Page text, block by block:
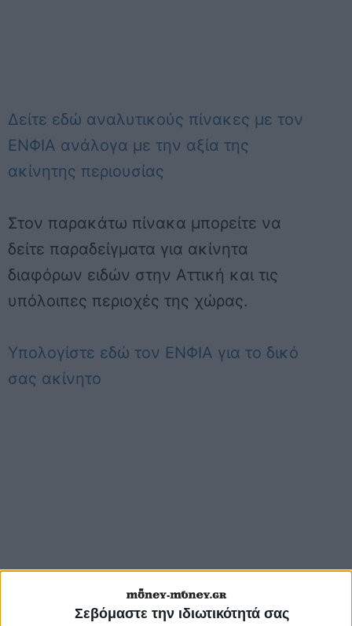
Σεβόμαστε την ιδιωτικότητά σας
Δείτε εδώ αναλυτικούς πίνακες με τον
ΕΝΦΙΑ ανάλογα με την αξία της
ακίνητης περιουσίας
Στον παρακάτω πίνακα μπορείτε να
δείτε παραδείγματα για ακίνητα
διαφόρων ειδών στην Αττική και τις
υπόλοιπες περιοχές της χώρας.
Υπολογίστε εδώ τον ΕΝΦΙΑ για το δικό
σας ακίνητο